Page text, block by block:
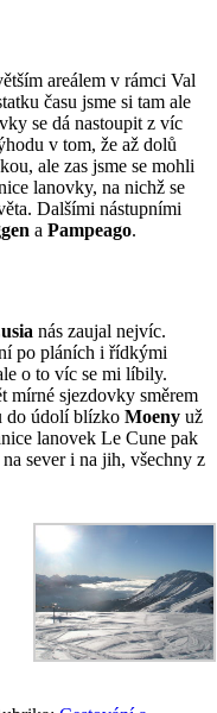
areálem v rámci Val
času jsme si tam ale
se dá nastoupit z víc
v tom, že až dolů
ale zas jsme se mohli
lanovky, na nichž se
Dalšími nástupními
a Pampeago.
nás zaujal nejvíc.
po pláních i řídkými
o to víc se mi líbily.
mírné sjezdovky směrem
do údolí blízko Moeny už
lanovek Le Cune pak
sever i na jih, všechny z